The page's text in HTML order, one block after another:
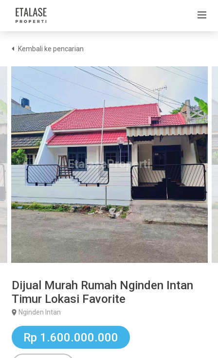
Kembali ke pencarian
Dijual Murah Rumah Nginden Intan
Timur Lokasi Favorite
Nginden Intan
Rp 1.600.000.000